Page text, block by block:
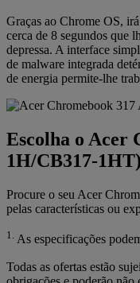
Graças ao Chrome OS,
cerca de 8 segundos que
depressa. A interface
de malware integrada
de energia permite-lhe
Escolha o Acer
1H/CB317-
Procure o seu Acer
pelas características ou
1. As especificações
Todas as ofertas estão